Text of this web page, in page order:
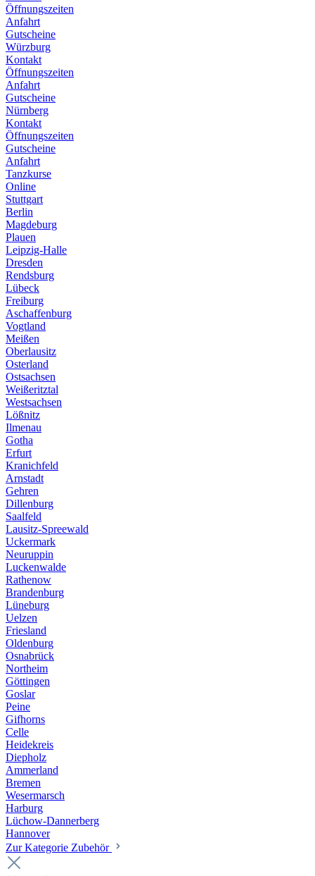
Öffnungszeiten
Anfahrt
Gutscheine
Würzburg
Kontakt
Öffnungszeiten
Anfahrt
Gutscheine
Nürnberg
Kontakt
Öffnungszeiten
Gutscheine
Anfahrt
Tanzkurse
Online
Stuttgart
Berlin
Magdeburg
Plauen
Leipzig-Halle
Dresden
Rendsburg
Lübeck
Freiburg
Aschaffenburg
Vogtland
Meißen
Oberlausitz
Osterland
Ostsachsen
Weißeritztal
Westsachsen
Lößnitz
Ilmenau
Gotha
Erfurt
Kranichfeld
Arnstadt
Gehren
Dillenburg
Saalfeld
Lausitz-Spreewald
Uckermark
Neuruppin
Luckenwalde
Rathenow
Brandenburg
Lüneburg
Uelzen
Friesland
Oldenburg
Osnabrück
Northeim
Göttingen
Goslar
Peine
Gifhorns
Celle
Heidekreis
Diepholz
Ammerland
Bremen
Wesermarsch
Harburg
Lüchow-Dannerberg
Hannover
Zur Kategorie Zubehör